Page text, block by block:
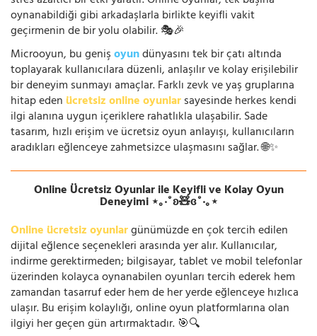
oynanabildiği gibi arkadaşlarla birlikte keyifli vakit
geçirmenin de bir yolu olabilir. 🎭🎉
Microoyun, bu genişoyundünyasını tek bir çatı altında
toplayarak kullanıcılara düzenli, anlaşılır ve kolay erişilebilir
bir deneyim sunmayı amaçlar. Farklı zevk ve yaş gruplarına
hitap eden ücretsiz online oyunlarsayesinde herkes kendi
ilgi alanına uygun içeriklere rahatlıkla ulaşabilir. Sade
tasarım, hızlı erişim ve ücretsiz oyun anlayışı, kullanıcıların
aradıkları eğlenceye zahmetsizce ulaşmasını sağlar. 🌐✨
Online Ücretsiz Oyunlar ile Keyifli ve Kolay Oyun
Deneyimi ⋆｡‧˚ʚ🧸ɞ˚‧｡⋆
Online ücretsiz oyunlargünümüzde en çok tercih edilen
dijital eğlence seçenekleri arasında yer alır. Kullanıcılar,
indirme gerektirmeden; bilgisayar, tablet ve mobil telefonlar
üzerinden kolayca oynanabilen oyunları tercih ederek hem
zamandan tasarruf eder hem de her yerde eğlenceye hızlıca
ulaşır. Bu erişim kolaylığı, online oyun platformlarına olan
ilgiyi her geçen gün artırmaktadır. 🎯🔍